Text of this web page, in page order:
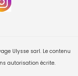
Ulysse sarl. Le contenu
autorisation écrite.